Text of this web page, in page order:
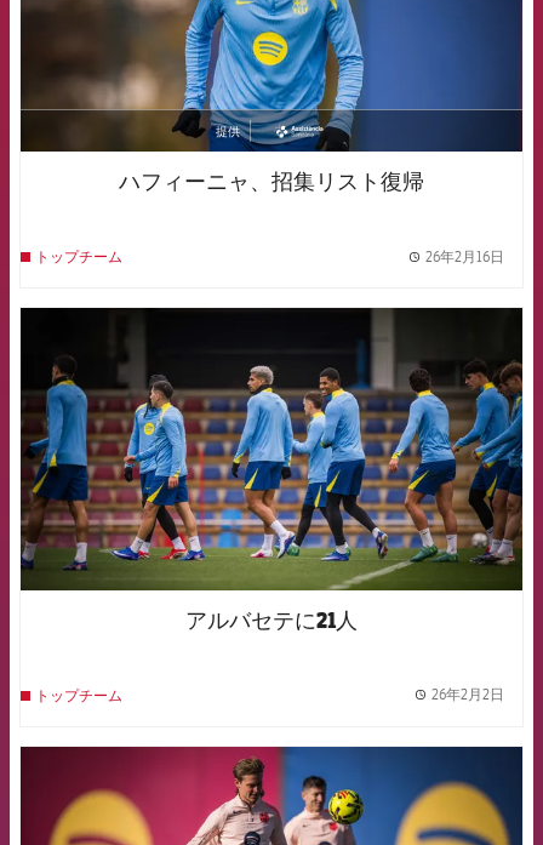
提供
asistencia
ハフィーニャ、招集リスト復帰
トップチーム 26年2月16日
アルバセテに21人
トップチーム 26年2月2日